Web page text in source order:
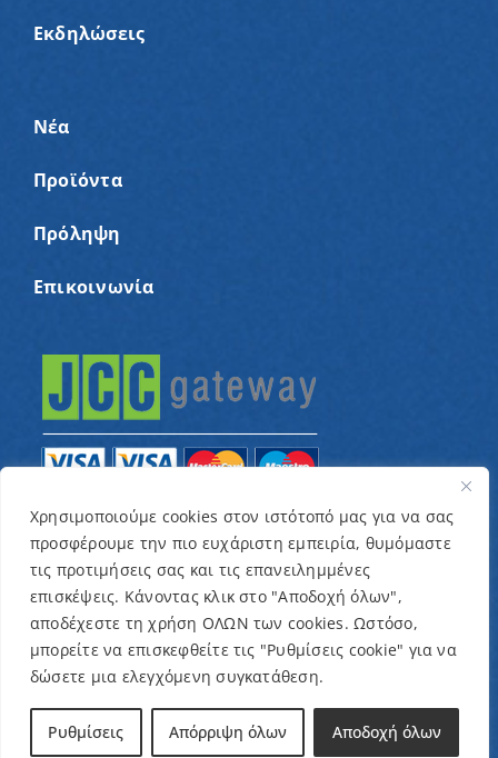
Χρησιμοποιούμε cookies στον ιστότοπό μας για να σας
προσφέρουμε την πιο ευχάριστη εμπειρία, θυμόμαστε
τις προτιμήσεις σας και τις επανειλημμένες
επισκέψεις. Κάνοντας κλικ στο "Αποδοχή όλων",
αποδέχεστε τη χρήση ΟΛΩΝ των cookies. Ωστόσο,
μπορείτε να επισκεφθείτε τις "Ρυθμίσεις cookie" για να
δώσετε μια ελεγχόμενη συγκατάθεση.
Ρυθμίσεις Απόρριψη όλων Αποδοχή όλων
Εκδηλώσεις
Νέα
Προϊόντα
Πρόληψη
Επικοινωνία
© Copyright 2022 – Παγκύπριος Σύνδεσμος για
παιδιά με καρκίνο και συναφείς παθήσεις «Ένα
Όνειρο Μια Ευχή» / Designed & Developed byNETinfo
Plc
Όροι και Προϋποθέσεις|Πολιτική Απορρήτου